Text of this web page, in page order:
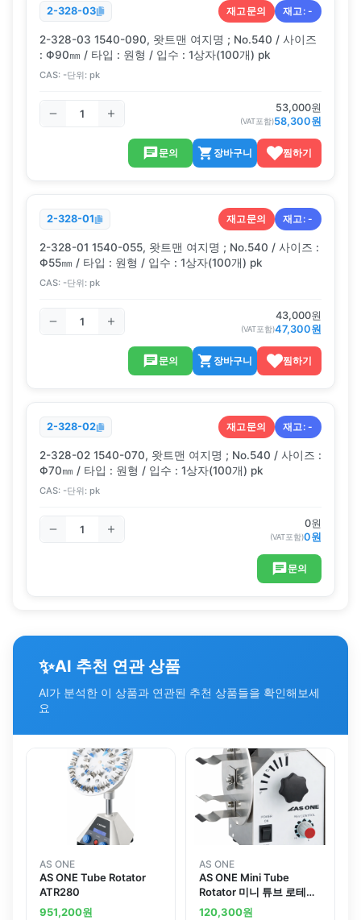
2-328-03 재고문의 재고:-
2-328-03 1540-090, 왓트맨 여지명 ; No.540 / 사이즈
: Φ90㎜ / 타입 : 원형 / 입수 : 1상자(100개) pk
CAS: -단위: pk
53,000원
(VAT포함)58,300원
문의 장바구니 찜하기
2-328-01 재고문의 재고:-
2-328-01 1540-055, 왓트맨 여지명 ; No.540 / 사이즈 :
Φ55㎜ / 타입 : 원형 / 입수 : 1상자(100개) pk
CAS: -단위: pk
43,000원
(VAT포함)47,300원
문의 장바구니 찜하기
2-328-02 재고문의 재고:-
2-328-02 1540-070, 왓트맨 여지명 ; No.540 / 사이즈 :
Φ70㎜ / 타입 : 원형 / 입수 : 1상자(100개) pk
CAS: -단위: pk
0원
(VAT포함)0원
문의
✨AI 추천 연관 상품
AI가 분석한 이 상품과 연관된 추천 상품들을 확인해보세
요
AS ONE
AS ONE Tube Rotator
ATR280
951,200원
AS ONE
AS ONE Mini Tube
Rotator 미니 튜브 로테이
터
120,300원